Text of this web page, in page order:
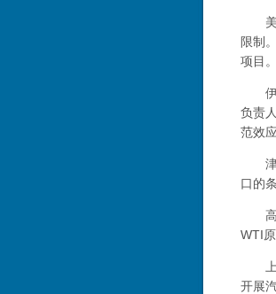
美国
限制
项目。
伊朗
负责
范效
津巴
口的
高盛
WTI
上海
开展